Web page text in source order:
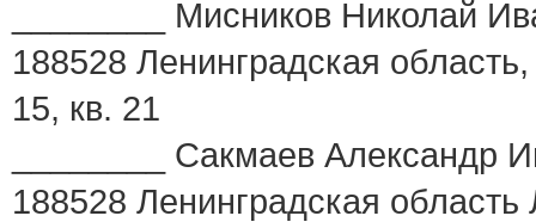
________ Мисников Николай
188528 Ленинградская
15, кв. 21
________ Сакмаев Александр
188528 Ленинградская